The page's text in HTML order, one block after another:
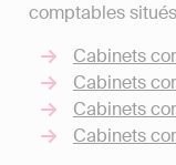
comptables
Cabinets
Cabinets
Cabinets
Cabinets